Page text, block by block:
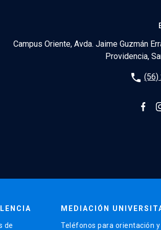
Campus Oriente, Avda. Jaime Guzmán
Providencia,
phone (56)
de
MEDIACIÓN
Teléfonos para orientación y